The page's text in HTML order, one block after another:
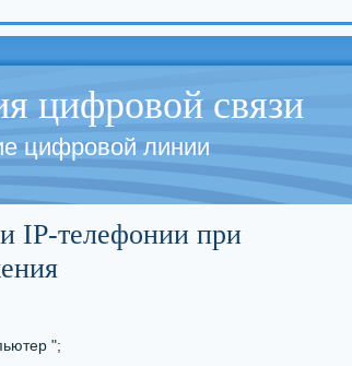
цифровой связи
цифровой линии
IP-телефонии при
";